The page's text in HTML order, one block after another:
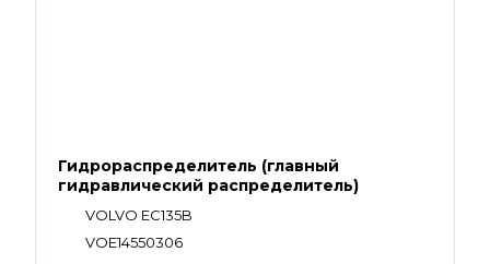
Гидрораспределитель (главный
гидравлический распределитель)
VOLVO EC135B
VOE14550306